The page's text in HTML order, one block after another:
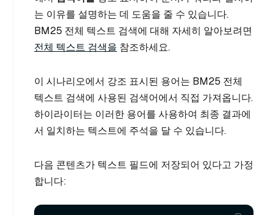
는 이유를 설명하는 데 도움을 줄 수 있습니다.
BM25 전체 텍스트 검색에 대해 자세히 알아보려면
전체 텍스트 검색을 참조하세요.
이 시나리오에서 강조 표시된 용어는 BM25 전체
텍스트 검색에 사용된 검색어에서 직접 가져옵니다.
하이라이터는 이러한 용어를 사용하여 최종 결과에
서 일치하는 텍스트에 주석을 달 수 있습니다.
다음 콘텐츠가 텍스트 필드에 저장되어 있다고 가정
합니다: